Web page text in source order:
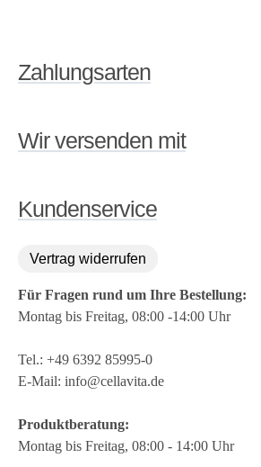
Zahlungsarten
Wir versenden mit
Kundenservice
Vertrag widerrufen
Für Fragen rund um Ihre Bestellung:
Montag bis Freitag, 08:00 -14:00 Uhr
Tel.: +49 6392 85995-0
E-Mail: info@cellavita.de
Produktberatung:
Montag bis Freitag, 08:00 - 14:00 Uhr